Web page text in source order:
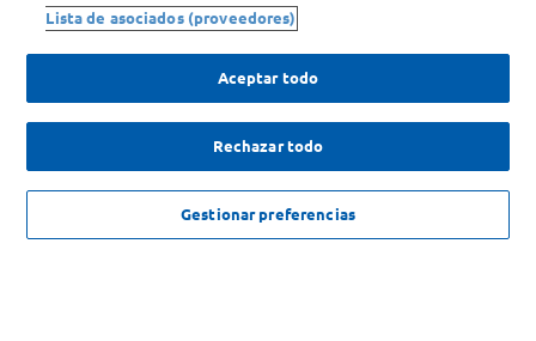
NO DISPONIBLE
Lista de asociados (proveedores)
Aceptar todo
Rechazar todo
Gestionar preferencias